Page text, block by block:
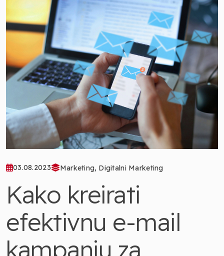
03.08.2023 Marketing, Digitalni Marketing
Kako kreirati
efektivnu e-mail
kampanju za